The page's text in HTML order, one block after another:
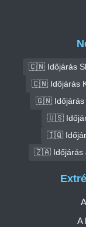
🇨🇳 Időjárás
🇨🇳 Időjárás
🇬🇳 Időjárás
🇺🇸
🇮🇶
🇿🇦 Időjárás
A